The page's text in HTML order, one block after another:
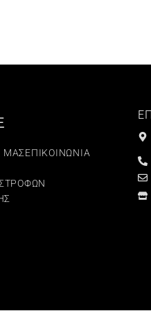
ΜΑΣΕΠΙΚΟΙΝΩΝΙΑ